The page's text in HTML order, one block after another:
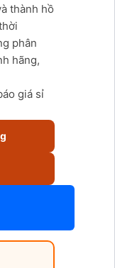
thành hồ
phân
hãng,
giá sỉ